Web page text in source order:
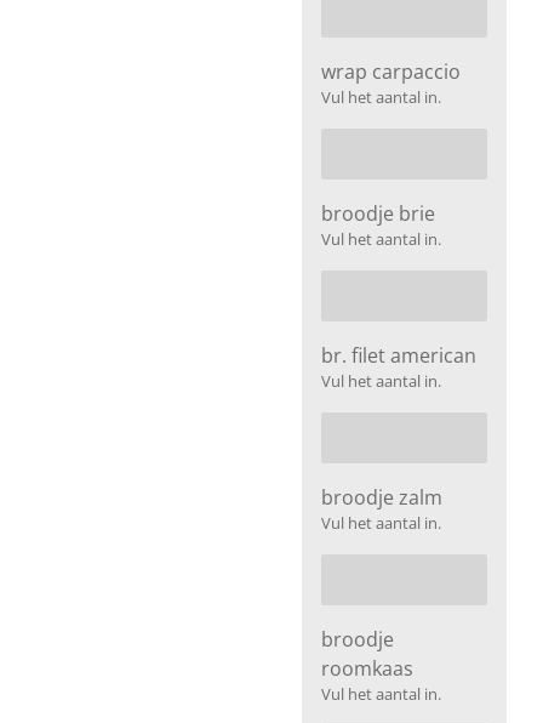
wrap carpaccio
Vul het aantal in.
broodje brie
Vul het aantal in.
br. filet american
Vul het aantal in.
broodje zalm
Vul het aantal in.
broodje
roomkaas
Vul het aantal in.